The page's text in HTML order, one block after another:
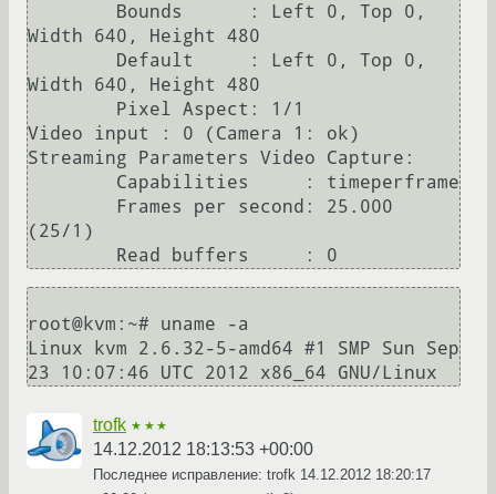
Width 640, Height 480
Width 640, Height 480
Video input : 0 (Camera 1: ok)
Streaming Parameters Video Capture:
(25/1)
root@kvm:~# uname -a
Linux kvm 2.6.32-5-amd64 #1 SMP Sun Sep
trofk ★★★
14.12.2012 18:13:53 +00:00
Последнее исправление: trofk 14.12.2012 18:20:17